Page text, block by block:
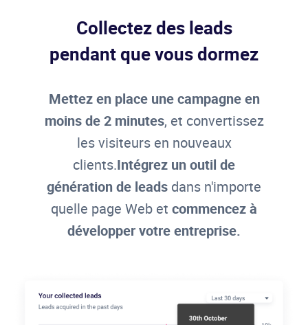
Collectez des leads
pendant que vous dormez
Mettez en place une campagne en
moins de 2 minutes, et convertissez
les visiteurs en nouveaux
clients.Intégrez un outil de
génération de leads dans n'importe
quelle page Web et commencez à
développer votre entreprise.